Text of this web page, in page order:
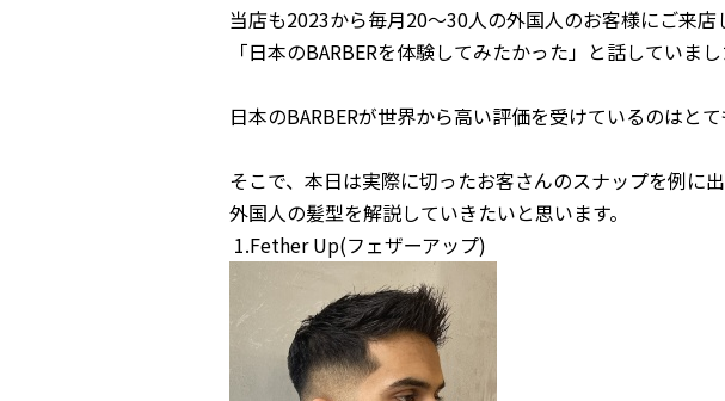
当店も2023から毎月20～30人の外国人のお客様にご来
「日本のBARBERを体験してみたかった」と話していまし
日本のBARBERが世界から高い評価を受けているのはとて
そこで、本日は実際に切ったお客さんのスナップを例に
外国人の髪型を解説していきたいと思います。
1.Fether Up(フェザーアップ)